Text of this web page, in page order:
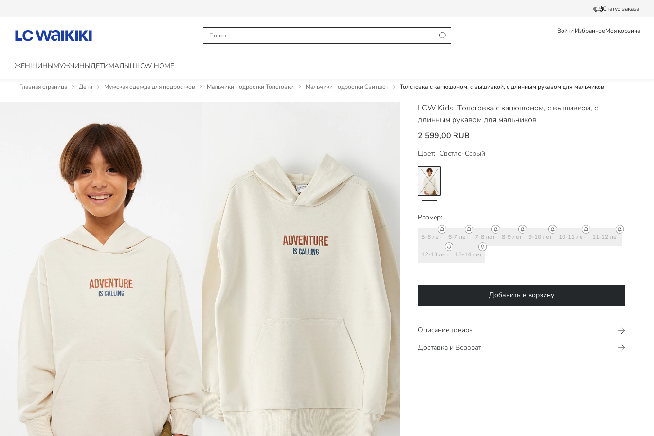
Статус заказа
Войти ИзбранноеМоя корзина
ЖЕНЩИНЫМУЖЧИНЫДЕТИМАЛЫШLCW HOME
Главная страница Дети Мужская одежда для подростков Мальчики подростки Толстовки Мальчики подростки Свитшот Толстовка с капюшоном, с вышивкой, с длинным рукавом для мальчиков
LCW Kids Толстовка с капюшоном, с вышивкой, с
длинным рукавом для мальчиков
2 599,00 RUB
Цвет: Светло-Серый
Размер:
5-6 лет 6-7 лет 7-8 лет 8-9 лет 9-10 лет 10-11 лет 11-12 лет
12-13 лет 13-14 лет
Добавить в корзину
Описание товара
Доставка и Возврат